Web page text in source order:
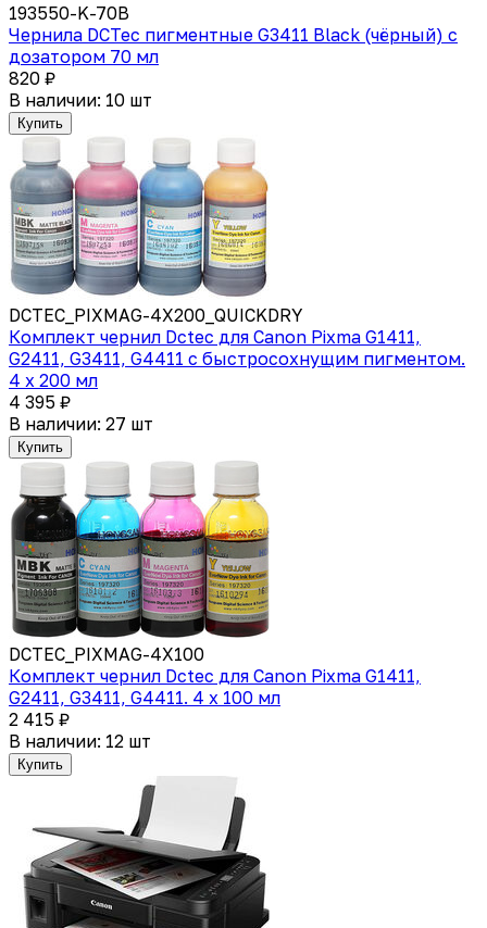
193550-K-70B
Чернила DCTec пигментные G3411 Black (чёрный) с
дозатором 70 мл
820 ₽
В наличии: 10 шт
Купить
DCTEC_PIXMAG-4X200_QUICKDRY
Комплект чернил Dctec для Canon Pixma G1411,
G2411, G3411, G4411 с быстросохнущим пигментом.
4 x 200 мл
4 395 ₽
В наличии: 27 шт
Купить
DCTEC_PIXMAG-4X100
Комплект чернил Dctec для Canon Pixma G1411,
G2411, G3411, G4411. 4 x 100 мл
2 415 ₽
В наличии: 12 шт
Купить